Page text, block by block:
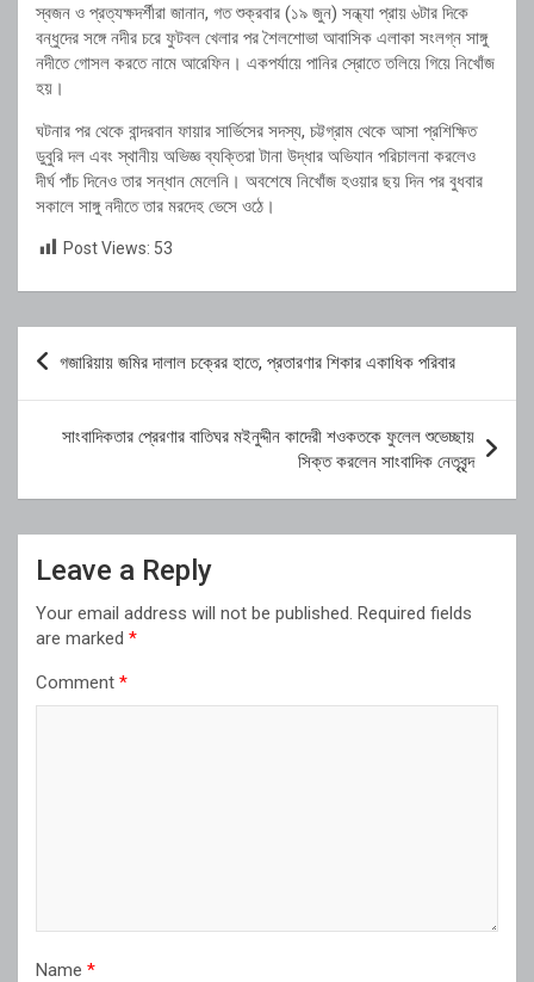
স্বজন ও প্রত্যক্ষদর্শীরা জানান, গত শুক্রবার (১৯ জুন) সন্ধ্যা প্রায় ৬টার দিকে
বন্ধুদের সঙ্গে নদীর চরে ফুটবল খেলার পর শৈলশোভা আবাসিক এলাকা সংলগ্ন সাঙ্গু
নদীতে গোসল করতে নামে আরেফিন। একপর্যায়ে পানির স্রোতে তলিয়ে গিয়ে নিখোঁজ
হয়।
ঘটনার পর থেকে বান্দরবান ফায়ার সার্ভিসের সদস্য, চট্টগ্রাম থেকে আসা প্রশিক্ষিত
ডুবুরি দল এবং স্থানীয় অভিজ্ঞ ব্যক্তিরা টানা উদ্ধার অভিযান পরিচালনা করলেও
দীর্ঘ পাঁচ দিনেও তার সন্ধান মেলেনি। অবশেষে নিখোঁজ হওয়ার ছয় দিন পর বুধবার
সকালে সাঙ্গু নদীতে তার মরদেহ ভেসে ওঠে।
Post Views: 53
Post
গজারিয়ায় জমির দালাল চক্রের হাতে, প্রতারণার শিকার একাধিক পরিবার
সাংবাদিকতার প্রেরণার বাতিঘর মইনুদ্দীন কাদেরী শওকতকে ফুলেল শুভেচ্ছায়
সিক্ত করলেন সাংবাদিক নেতৃবৃন্দ
Leave a Reply
Your email address will not be published. Required fields
are marked *
Comment *
Name *